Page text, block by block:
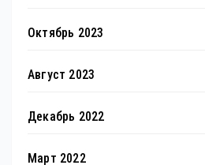
Октябрь 2023
Август 2023
Декабрь 2022
Март 2022